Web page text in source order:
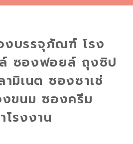
บรรจุภัณฑ์ โรง
ซองฟอยล์ ถุงซิป
มิเนต ซองซาเช่
ขนม ซองครีม
รงงาน